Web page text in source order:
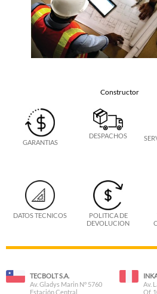
Constructor
GARANTIAS
DESPACHOS
DATOS TECNICOS
POLITICA DE
DEVOLUCION
TECBOLT S.A.
Av. Gladys Marin N° 5760
Estación Central
Av.
Of.